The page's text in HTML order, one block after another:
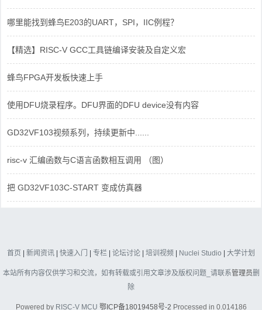
哪里能找到蜂鸟E203的UART，SPI，IIC例程？
【精选】RISC-V GCC工具链编译安装及自定义宏
蜂鸟FPGA开发板快速上手
使用DFU烧录程序。DFU界面的DFU device没有内容
GD32VF103视频系列，持续更新中......
risc-v 汇编函数与C语言函数相互调用 （图）
把 GD32VF103C-START 变成仿真器
首页 | 新闻资讯 | 快速入门 | 专栏 | 论坛讨论 | 培训视频 | Nuclei Studio | 大学计划
本站所有内容仅供学习和交流，如有转载或引用文章涉及版权问题_请联系管理员删
除
Powered by RISC-V MCU 鄂ICP备18019458号-2 Processed in 0.014186